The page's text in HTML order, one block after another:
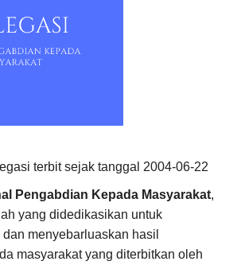
terbit sejak tanggal 2004-06-22
Pengabdian Kepada Masyarakat,
yang didedikasikan untuk
menyebarluaskan hasil
masyarakat yang diterbitkan oleh